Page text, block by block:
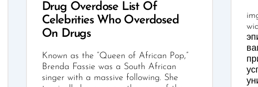
Drug Overdose List Of
Celebrities Who Overdosed
On Drugs
Known as the “Queen of African Pop,”
Brenda Fassie was a South African
singer with a massive following. She